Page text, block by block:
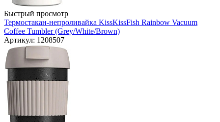
Быстрый просмотр
Термостакан-непроливайка KissKissFish Rainbow Vacuum
Coffee Tumbler (Grey/White/Brown)
Артикул: 1208507